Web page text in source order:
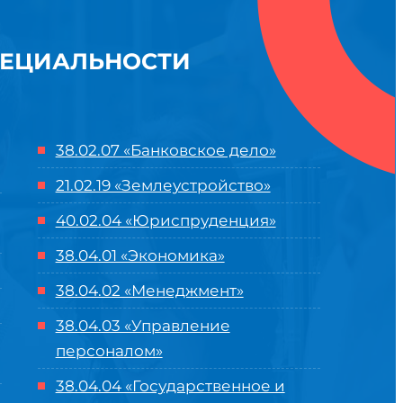
38.02.07 «Банковское дело»
21.02.19 «Землеустройство»
40.02.04 «Юриспруденция»
38.04.01 «Экономика»
38.04.02 «Менеджмент»
38.04.03 «Управление
персоналом»
38.04.04 «Государственное и